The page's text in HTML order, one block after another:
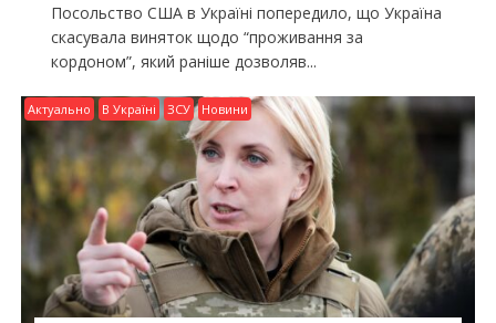
Посольство США в Україні попередило, що Україна
скасувала виняток щодо “проживання за
кордоном”, який раніше дозволяв...
Актуально В Україні ЗСУ Новини